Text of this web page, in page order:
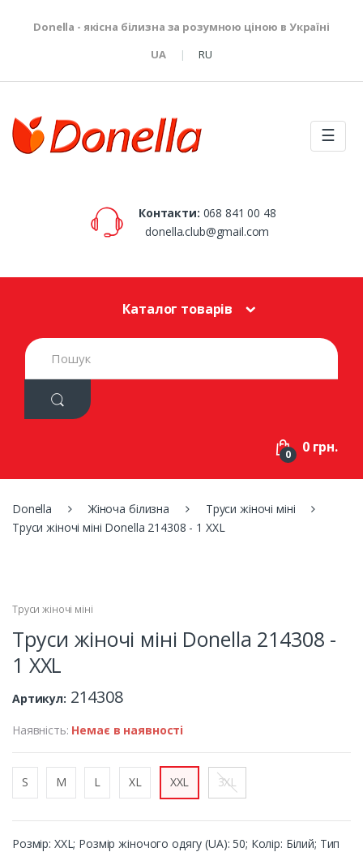
Donella - якісна білизна за розумною ціною в Україні
UA
RU
☰
Контакти: 068 841 00 48
donella.club@gmail.com
Каталог товарів
S
e
h
:
0 0 грн.
Donella Жіноча білизна
Труси жіночі міні
Труси жіночі міні Donella 214308 - 1 XXL
Труси жіночі міні
Труси жіночі міні Donella 214308 -
1 XXL
Артикул: 214308
Наявність: Немає в наявності
S M L XL XXL 3XL
Розмір: XXL; Розмір жіночого одягу (UA): 50; Колір: Білий; Тип